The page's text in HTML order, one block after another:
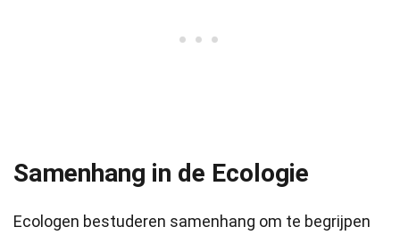
Samenhang in de Ecologie
Ecologen bestuderen samenhang om te begrijpen